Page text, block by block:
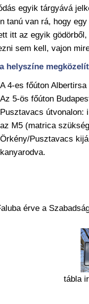
egyik tárgyává
tanú van rá, hogy
itt az egyik
sem kell, vajon
helyszíne
A 4-es főúton
Az 5-ös főúton
Pusztavacs útvonalon:
az M5 (matrica
Örkény/Pusztavacs
kanyarodva.
érve a
tábla